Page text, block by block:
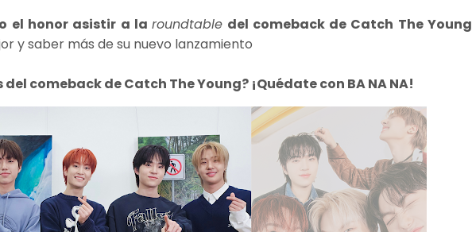
el honor asistir a laroundtable del comeback de Catch The Young
y saber más de su nuevo lanzamiento
comeback de Catch The Young? ¡Quédate con BA NA NA!